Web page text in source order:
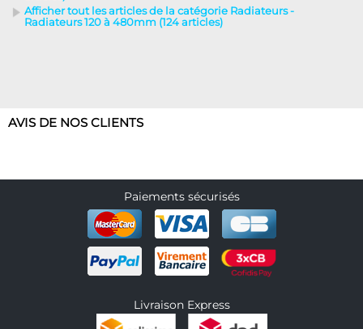
Afficher tout les articles de la catégorie Radiateurs -
Radiateurs 120 à 480mm (124 articles)
AVIS DE NOS CLIENTS
Paiements sécurisés
Livraison Express